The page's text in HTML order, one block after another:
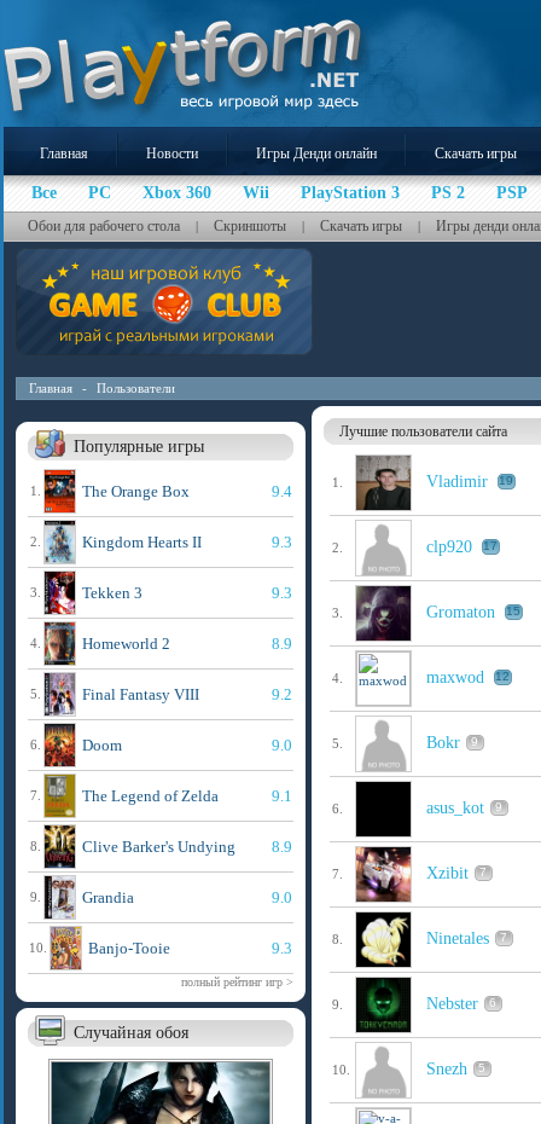
Главная Новости Игры Денди онлайн Скачать игры
Все PC Xbox 360 Wii PlayStation 3 PS 2 PSP
Обои для рабочего стола | Скриншоты | Скачать игры | Игры денди
Главная - Пользователи
Популярные игры
1. The Orange Box 9.4
2. Kingdom Hearts II 9.3
3. Tekken 3 9.3
4. Homeworld 2 8.9
5. Final Fantasy VIII 9.2
6. Doom 9.0
7. The Legend of Zelda 9.1
8. Clive Barker's Undying 8.9
9. Grandia 9.0
10. Banjo-Tooie 9.3
полный рейтинг игр >
Случайная обоя
Лучшие пользователи сайта
1. Vladimir 19
2. clp920 17
3. Gromaton 15
4. maxwod 12
5. Bokr 9
6. asus_kot 9
7. Xzibit 7
8. Ninetales 7
9. Nebster 6
10. Snezh 5